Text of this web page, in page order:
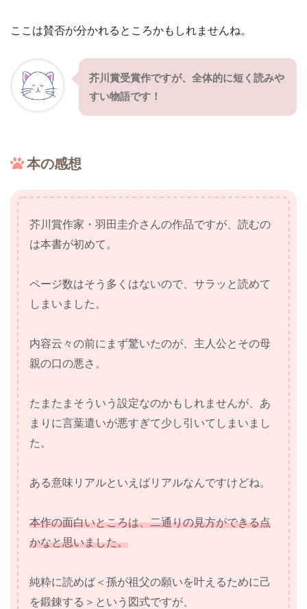
ここは賛否が分かれるところかもしれませんね。
芥川賞受賞作ですが、全体的に短く読みや
すい物語です！
本の感想
芥川賞作家・羽田圭介さんの作品ですが、読むの
は本書が初めて。
ページ数はそう多くはないので、サラッと読めて
しまいました。
内容云々の前にまず驚いたのが、主人公とその母
親の口の悪さ。
たまたまそういう設定なのかもしれませんが、あ
まりに言葉遣いが悪すぎて少し引いてしまいまし
た。
ある意味リアルといえばリアルなんですけどね。
本作の面白いところは、二通りの見方ができる点
かなと思いました。
純粋に読めば＜孫が祖父の願いを叶えるために己
を鍛錬する＞という図式ですが、